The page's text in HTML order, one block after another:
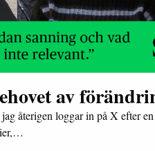
av
återigen loggar in på X efter en